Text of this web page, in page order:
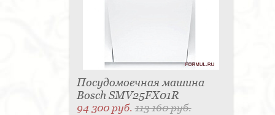
Посудомоечная машина
Bosch SMV25FX01R
94 300 руб.113 160 руб.